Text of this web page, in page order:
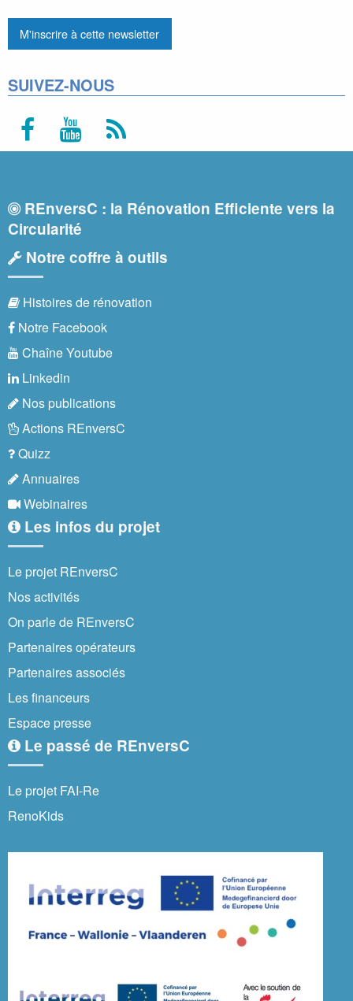
SUIVEZ-NOUS
REnversC : la Rénovation Efficiente vers la
Circularité
Notre coffre à outils
Histoires de rénovation
Notre Facebook
Chaîne Youtube
Linkedin
Nos publications
Actions REnversC
Quizz
Annuaires
Webinaires
Les infos du projet
Le projet REnversC
Nos activités
On parle de REnversC
Partenaires opérateurs
Partenaires associés
Les financeurs
Espace presse
Le passé de REnversC
Le projet FAI-Re
RenoKids